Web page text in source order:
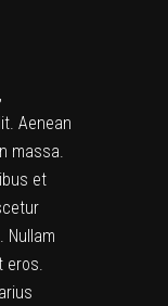
Aenean
massa.
et
Nullam
eros.